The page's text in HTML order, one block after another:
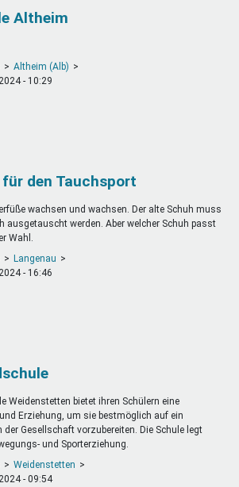
Altheim
Altheim (Alb)
- 10:29
den Tauchsport
wachsen und wachsen. Der alte Schuh muss
ausgetauscht werden. Aber welcher Schuh passt
Wahl.
Langenau
- 16:46
Weidenstetten bietet ihren Schülern eine
Erziehung, um sie bestmöglich auf ein
Gesellschaft vorzubereiten. Die Schule legt
und Sporterziehung.
Weidenstetten
- 09:54